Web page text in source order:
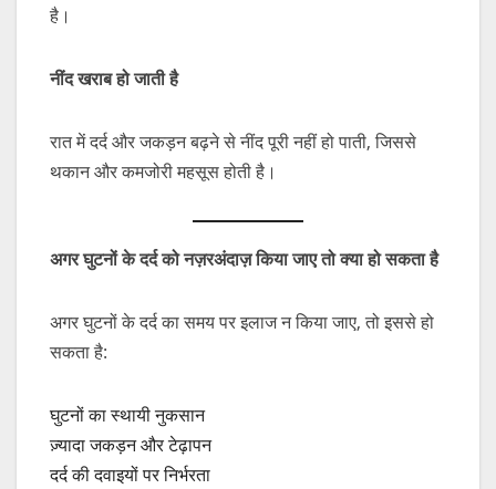
है।
नींदखराबहोजातीहै
रात में दर्द और जकड़न बढ़ने से नींद पूरी नहीं हो पाती, जिससे
थकान और कमजोरी महसूस होती है।
अगरघुटनोंकेदर्दकोनज़रअंदाज़कियाजाएतोक्याहोसकताहै
अगर घुटनों के दर्द का समय पर इलाज न किया जाए, तो इससे हो
सकता है:
घुटनों का स्थायी नुकसान
ज़्यादा जकड़न और टेढ़ापन
दर्द की दवाइयों पर निर्भरता